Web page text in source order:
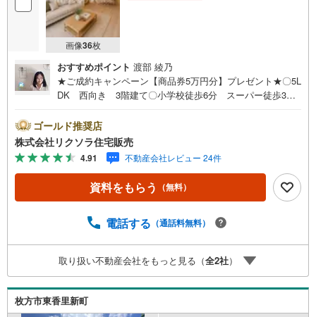
画像36枚
おすすめポイント 渡部 綾乃
★ご成約キャンペーン【商品券5万円分】プレゼント★〇5L
DK 西向き 3階建て〇小学校徒歩6分 スーパー徒歩3
室乾燥機■営業時間 9:30～20:00 ■即日案内可能！※当
日・翌日のご案内はお電話でのお問合せがスムーズ■定休
日 毎週水曜日◇弊社ホームページよりLINEでのお問合せ
も好評！◇不動産情報サイト未掲載物件、弊社ホームペー
ジに多数掲載！◇学校区物件検索も充実！ご希望の学校区
での物件探しに便利！「リクソラ住宅販売」で検索！是非
の掲載物件もまとめてご案内可能リフォームやリノベーシ
会 随時開催中】〇お客様の条件にベストな住宅ローン商
品のご提案〇住宅ローンの金利や優遇率、審査基準などを
詳しくご説明〇住宅ローンとリフォームローンの一体型商
品もご提案〇仕事や収入・現在過去の借入による住宅ロー
ンへの問題解決是非ともお問合せ下さい
ゴールド推奨店
株式会社リクソラ住宅販売
4.91 不動産会社レビュー 24件
資料をもらう （無料）
電話する （通話料無料）
取り扱い不動産会社をもっと見る（全2社）
枚方市東香里新町